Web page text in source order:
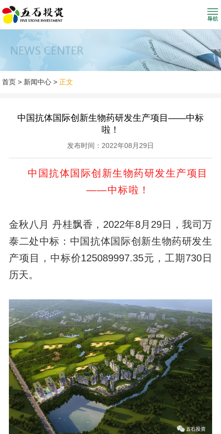
首页 > 新闻中心 >正文
中国抗体国际创新生物药研发生产项目——中标
啦！
发布时间：2022年08月29日
中国抗体国际创新生物药研发生产项目
——中标啦！
金秋八月 丹桂飘香，2022年8月29日，我司万
泰二处中标：中国抗体国际创新生物药研发生
产项目，中标价125089997.35元，工期730日
历天。